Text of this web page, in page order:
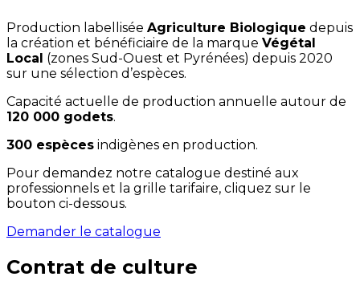
Production labellisée Agriculture Biologique depuis
la création et bénéficiaire de la marque Végétal
Local (zones Sud-Ouest et Pyrénées) depuis 2020
sur une sélection d’espèces.
Capacité actuelle de production annuelle autour de
120 000 godets.
300 espèces indigènes en production.
Pour demandez notre catalogue destiné aux
professionnels et la grille tarifaire, cliquez sur le
bouton ci-dessous.
Demander le catalogue
Contrat de culture